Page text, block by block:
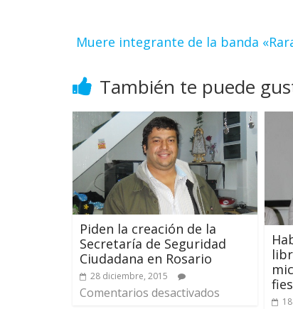
Muere integrante de la banda
También te puede
Piden la creación de la
Secretaría de Seguridad
Ciudadana en Rosario
28 diciembre, 2015
Comentarios desactivados